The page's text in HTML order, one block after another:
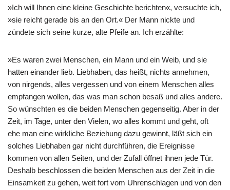
»Ich will Ihnen eine kleine Geschichte berichten«, versuchte ich,
»sie reicht gerade bis an den Ort.« Der Mann nickte und
zündete sich seine kurze, alte Pfeife an. Ich erzählte:
»Es waren zwei Menschen, ein Mann und ein Weib, und sie
hatten einander lieb. Liebhaben, das heißt, nichts annehmen,
von nirgends, alles vergessen und von einem Menschen alles
empfangen wollen, das was man schon besaß und alles andere.
So wünschten es die beiden Menschen gegenseitig. Aber in der
Zeit, im Tage, unter den Vielen, wo alles kommt und geht, oft
ehe man eine wirkliche Beziehung dazu gewinnt, läßt sich ein
solches Liebhaben gar nicht durchführen, die Ereignisse
kommen von allen Seiten, und der Zufall öffnet ihnen jede Tür.
Deshalb beschlossen die beiden Menschen aus der Zeit in die
Einsamkeit zu gehen, weit fort vom Uhrenschlagen und von den